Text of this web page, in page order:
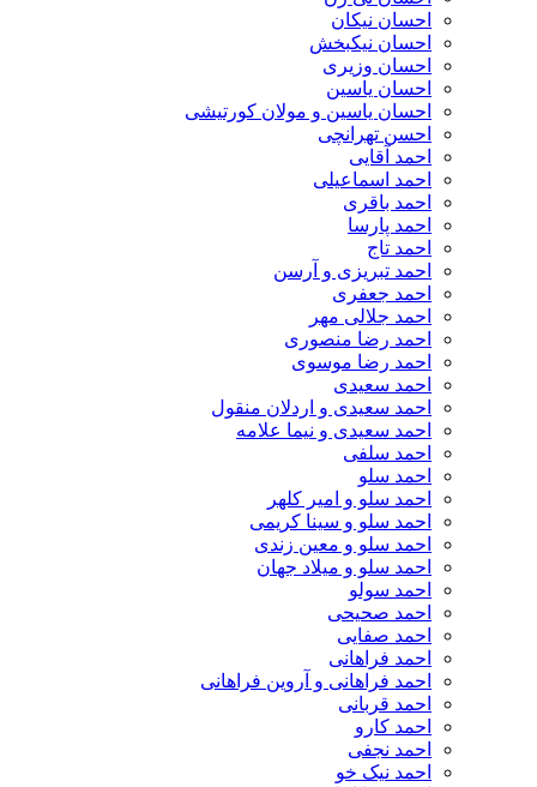
احسان نیکان
احسان نیکبخش
احسان وزیری
احسان یاسین
احسان یاسین و مولان کورتیشی
احسن تهرانچی
احمد آقایی
احمد اسماعیلی
احمد باقری
احمد پارسا
احمد تاج
احمد تبریزی و آرسن
احمد جعفری
احمد جلالی مهر
احمد رضا منصوری
احمد رضا موسوی
احمد سعیدی
احمد سعیدی و اردلان منقول
احمد سعیدی و نیما علامه
احمد سلفی
احمد سلو
احمد سلو و امیر کلهر
احمد سلو و سینا کریمی
احمد سلو و معین زندی
احمد سلو و میلاد جهان
احمد سولو
احمد صحیحی
احمد صفایی
احمد فراهانی
احمد فراهانی و آروین فراهانی
احمد قربانی
احمد کارو
احمد نجفی
احمد نیک خو